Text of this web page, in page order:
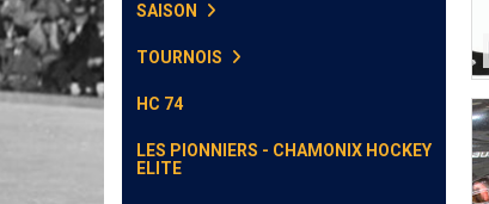
SAISON
TOURNOIS
HC 74
LES PIONNIERS - CHAMONIX HOCKEY
ELITE